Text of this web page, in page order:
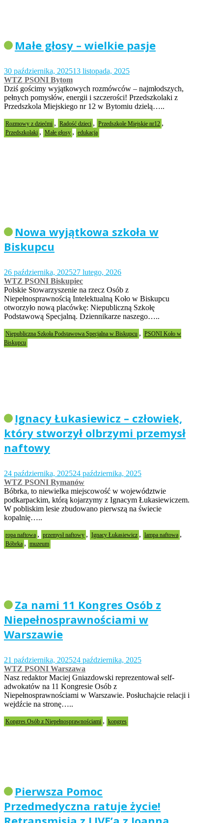
Małe głosy – wielkie pasje
30 października, 202513 listopada, 2025
WTZ PSONI Bytom
Dziś gościmy wyjątkowych rozmówców – najmłodszych,
pełnych pomysłów, energii i szczerości! Przedszkolaki z
Przedszkola Miejskiego nr 12 w Bytomiu dzielą…..
Rozmowy z dziećmi , Radość dzieci , Przedszkole Miejskie nr12 ,
Przedszkolaki , Małe głosy , edukacja
Nowa wyjątkowa szkoła w
Biskupcu
26 października, 202527 lutego, 2026
WTZ PSONI Biskupiec
Polskie Stowarzyszenie na rzecz Osób z
Niepełnosprawnością Intelektualną Koło w Biskupcu
otworzyło nową placówkę: Niepubliczną Szkołę
Podstawową Specjalną. Dziennikarze naszego…..
Niepubliczna Szkoła Podstawowa Specjalna w Biskupcu , PSONI Koło w
Biskupcu
Ignacy Łukasiewicz – człowiek,
który stworzył olbrzymi przemysł
naftowy
24 października, 202524 października, 2025
WTZ PSONI Rymanów
Bóbrka, to niewielka miejscowość w województwie
podkarpackim, którą kojarzymy z Ignacym Łukasiewiczem.
W pobliskim lesie zbudowano pierwszą na świecie
kopalnię…..
ropa naftowa , przemysł naftowy , Ignacy Łukasiewicz , lampa naftowa ,
Bóbrka , muzeum
Za nami 11 Kongres Osób z
Niepełnosprawnościami w
Warszawie
21 października, 202524 października, 2025
WTZ PSONI Warszawa
Nasz redaktor Maciej Gniazdowski reprezentował self-
adwokatów na 11 Kongresie Osób z
Niepełnosprawnościami w Warszawie. Posłuchajcie relacji i
wejdźcie na stronę…..
Kongres Osób z Niepełnosprawnościami , kongres
Pierwsza Pomoc
Przedmedyczna ratuje życie!